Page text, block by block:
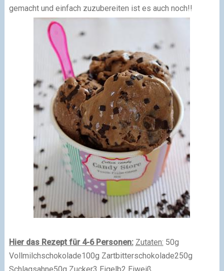
gemacht und einfach zuzubereiten ist es auch noch!!
Hier das Rezept für 4-6 Personen: Zutaten: 50g
Vollmilchschokolade100g Zartbitterschokolade250g
Schlagsahne50g Zucker3 Eigelb2 Eiweiß